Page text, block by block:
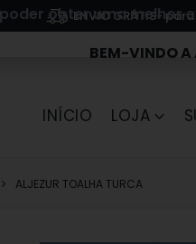
ENVIO GRÁTIS- para
BEM-VINDO A
INÍCIO LOJA
ALJEZUR TOALHA TURCA
obter uma melhor